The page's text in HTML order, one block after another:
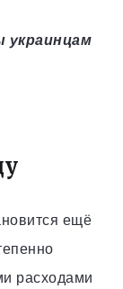
ещё
расходами